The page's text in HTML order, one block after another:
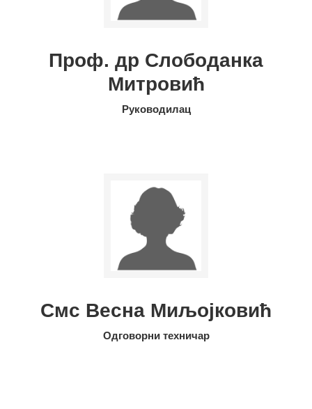
Проф. др Слободанка
Митровић
Руководилац
Смс Весна Миљојковић
Одговорни техничар